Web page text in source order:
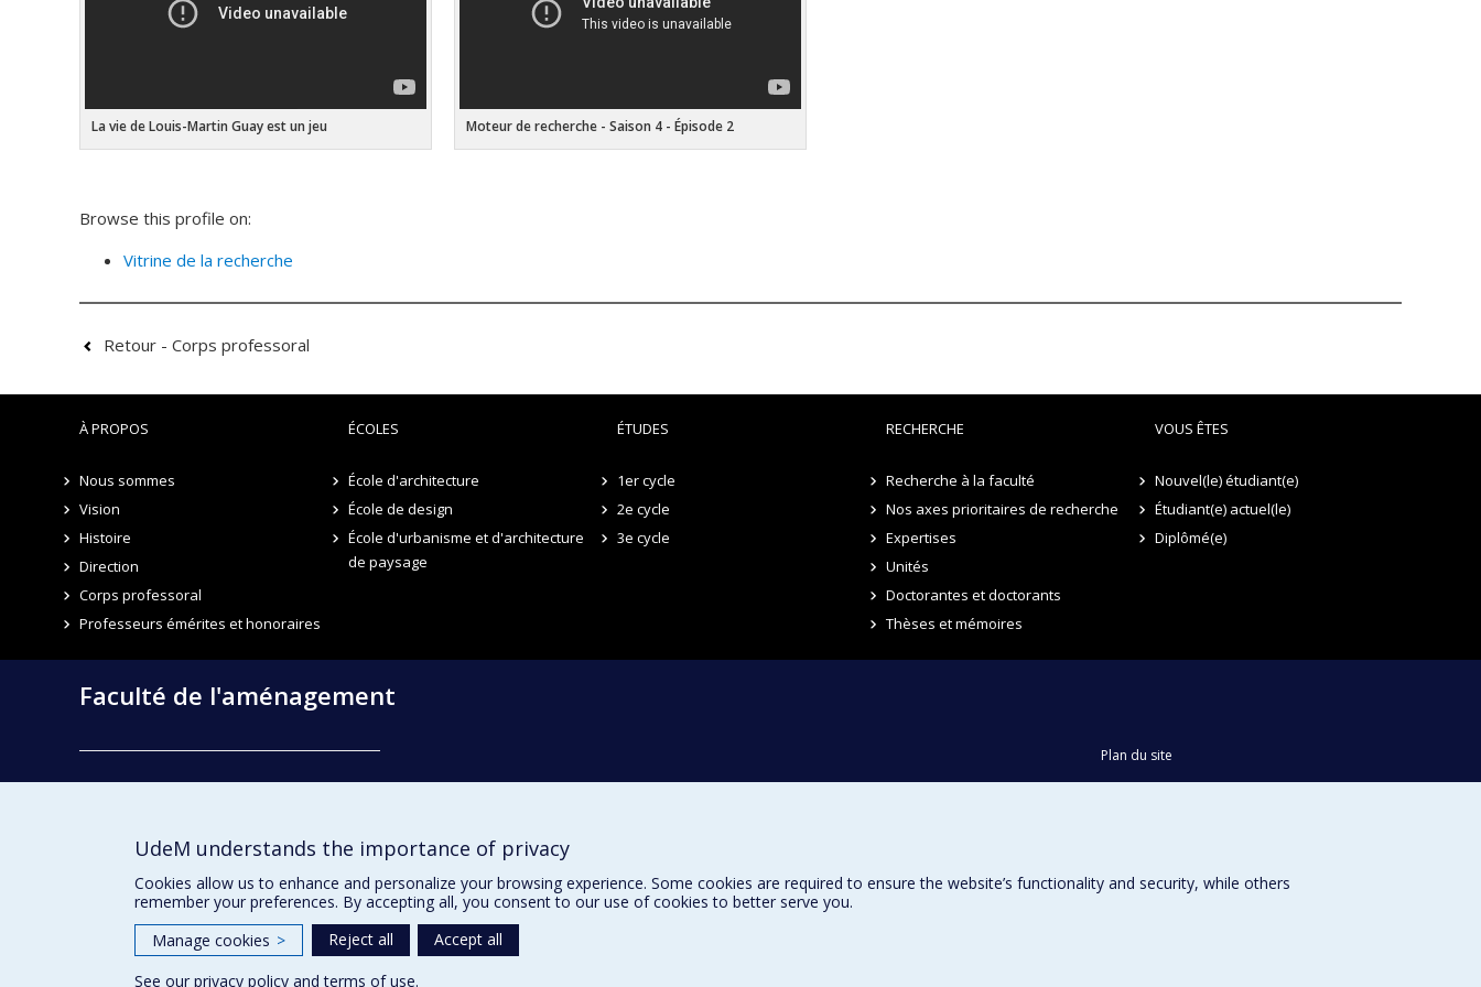
La vie de Louis-Martin Guay est un jeu Moteur de recherche - Saison 4 - Épisode 2
Browse this profile on:
Vitrine de la recherche
Retour - Corps professoral
À PROPOS
Nous sommes
Vision
Histoire
Direction
Corps professoral
Professeurs émérites et honoraires
ÉCOLES
École d'architecture
École de design
École d'urbanisme et d'architecture
de paysage
ÉTUDES
1er cycle
2e cycle
3e cycle
RECHERCHE
Recherche à la faculté
Nos axes prioritaires de recherche
Expertises
Unités
Doctorantes et doctorants
Thèses et mémoires
VOUS ÊTES
Nouvel(le) étudiant(e)
Étudiant(e) actuel(le)
Diplômé(e)
Faculté de l'aménagement
École d'urbanisme et d'architecture de paysage
Plan du site
UdeM understands the importance of privacy
Cookies allow us to enhance and personalize your browsing experience. Some cookies are required to ensure the website’s functionality and security, while others
remember your preferences. By accepting all, you consent to our use of cookies to better serve you.
Manage cookies > Reject all
Accept all
See our privacy policy andterms of use.